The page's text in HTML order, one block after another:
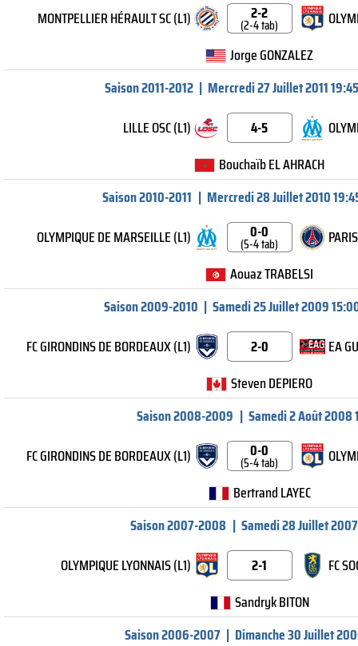
MONTPELLIER HÉRAULT SC (L1)
2-2
(2-4 tab)
Jorge GONZALEZ
Saison 2011-2012 | Mercredi 27 Juillet 2011
LILLE OSC (L1)
4-5
Bouchaïb EL AHRACH
Saison 2010-2011 | Mercredi 28 Juillet 2010
OLYMPIQUE DE MARSEILLE (L1)
0-0
(5-4 tab)
Aouaz TRABELSI
Saison 2009-2010 | Samedi 25 Juillet 2009
FC GIRONDINS DE BORDEAUX (L1)
2-0
EA
Steven DEPIERO
Saison 2008-2009 | Samedi 2 Août 2008
FC GIRONDINS DE BORDEAUX (L1)
0-0
(5-4 tab)
Bertrand LAYEC
Saison 2007-2008 | Samedi 28 Juillet
OLYMPIQUE LYONNAIS (L1)
2-1
FC
Sandryk BITON
Saison 2006-2007 | Dimanche 30 Juillet